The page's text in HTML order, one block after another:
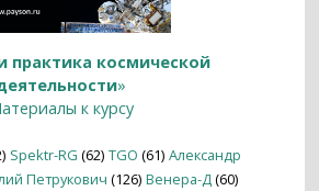
практика космической
»
к курсу
Spektr-RG (62) TGO (61) Александр
Петрукович (126) Венера-Д(60)